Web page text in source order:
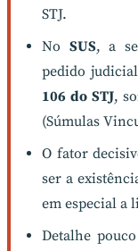
STJ.
No SUS, a
pedido
106 do STJ,
(Súmulas
O fator
ser a
em especial a
Detalhe